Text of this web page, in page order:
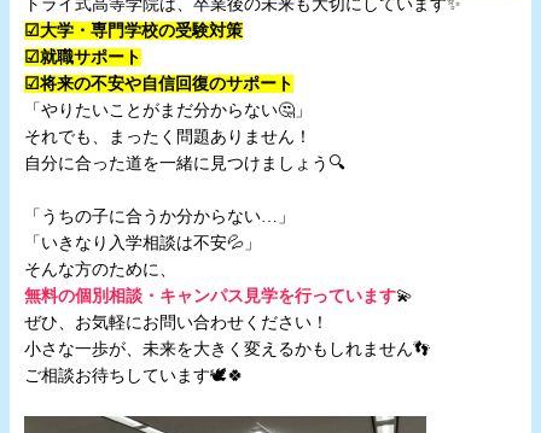
トライ式高等学院は、卒業後の未来も大切にしています✨
☑大学・専門学校の受験対策
☑就職サポート
☑将来の不安や自信回復のサポート
「やりたいことがまだ分からない🤔」
それでも、まったく問題ありません！
自分に合った道を一緒に見つけましょう🔍
「うちの子に合うか分からない…」
「いきなり入学相談は不安💦」
そんな方のために、
無料の個別相談・キャンパス見学を行っています💫
ぜひ、お気軽にお問い合わせください！
小さな一歩が、未来を大きく変えるかもしれません👣
ご相談お待ちしています🕊🍀